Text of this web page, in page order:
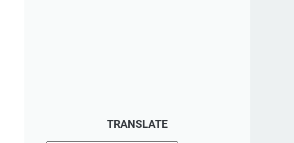
TRANSLATE